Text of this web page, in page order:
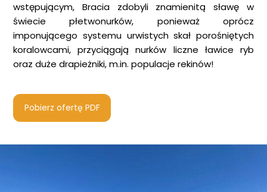
wstępującym, Bracia zdobyli znamienitą sławę w
świecie płetwonurków, ponieważ oprócz
imponującego systemu urwistych skał porośniętych
koralowcami, przyciągają nurków liczne ławice ryb
oraz duże drapieżniki, m.in. populacje rekinów!
Pobierz ofertę PDF